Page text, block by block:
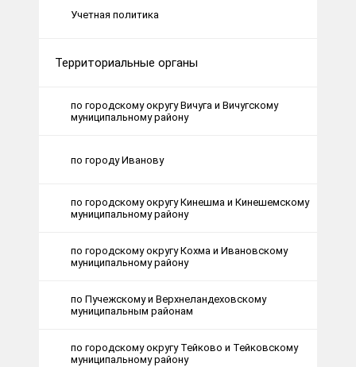
Учетная политика
Территориальные органы
по городскому округу Вичуга и Вичугскому
муниципальному району
по городу Иванову
по городскому округу Кинешма и Кинешемскому
муниципальному району
по городскому округу Кохма и Ивановскому
муниципальному району
по Пучежскому и Верхнеландеховскому
муниципальным районам
по городскому округу Тейково и Тейковскому
муниципальному району